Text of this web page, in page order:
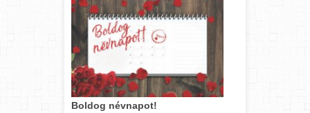
Boldog névnapot!